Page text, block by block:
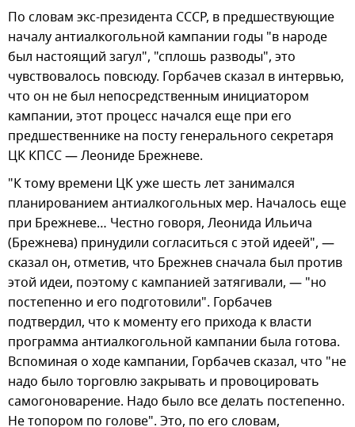
По словам экс-президента СССР, в предшествующие
началу антиалкогольной кампании годы "в народе
был настоящий загул", "сплошь разводы", это
чувствовалось повсюду. Горбачев сказал в интервью,
что он не был непосредственным инициатором
кампании, этот процесс начался еще при его
предшественнике на посту генерального секретаря
ЦК КПСС — Леониде Брежневе.
"К тому времени ЦК уже шесть лет занимался
планированием антиалкогольных мер. Началось еще
при Брежневе… Честно говоря, Леонида Ильича
(Брежнева) принудили согласиться с этой идеей", —
сказал он, отметив, что Брежнев сначала был против
этой идеи, поэтому с кампанией затягивали, — "но
постепенно и его подготовили". Горбачев
подтвердил, что к моменту его прихода к власти
программа антиалкогольной кампании была готова.
Вспоминая о ходе кампании, Горбачев сказал, что "не
надо было торговлю закрывать и провоцировать
самогоноварение. Надо было все делать постепенно.
Не топором по голове". Это, по его словам,